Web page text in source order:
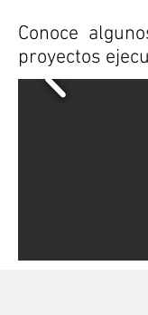
Conoce
proyectos